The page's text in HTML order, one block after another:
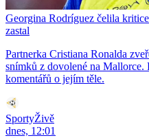
Georgina Rodríguez čelila
zastal
Partnerka Cristiana Ronalda
snímků z dovolené na Mallorce.
komentářů o jejím těle.
SportyŽivě
dnes, 12:01